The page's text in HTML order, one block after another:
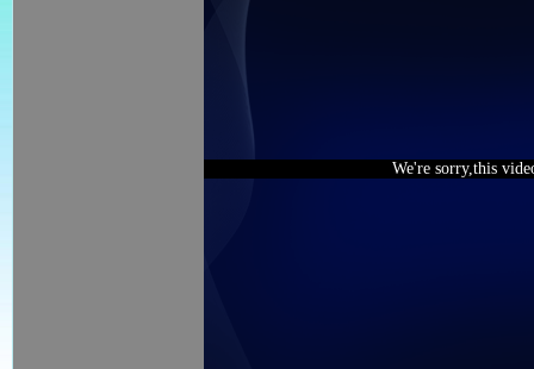
We're sorry,this